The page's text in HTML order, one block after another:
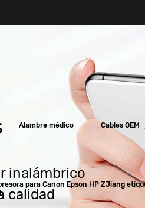
Alambre médico Cables OEM
para Canon Epson HP ZJiang
inalámbrico
calidad